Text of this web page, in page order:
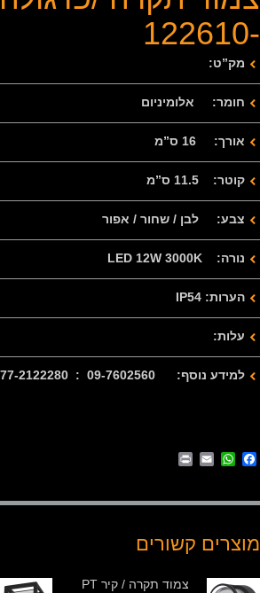
-122610
מק”ט:
חומר: אלומיניום
אורך: 16 ס”מ
קוטר: 11.5 ס”מ
צבע: לבן / שחור / אפור
נורה: LED 12W 3000K
הערות: IP54
עלות:
למידע נוסף: 09-7602560 : 077-2122280
Facebook
WhatsApp
Email
מוצרים קשורים
צמוד תקרה / קיר PT